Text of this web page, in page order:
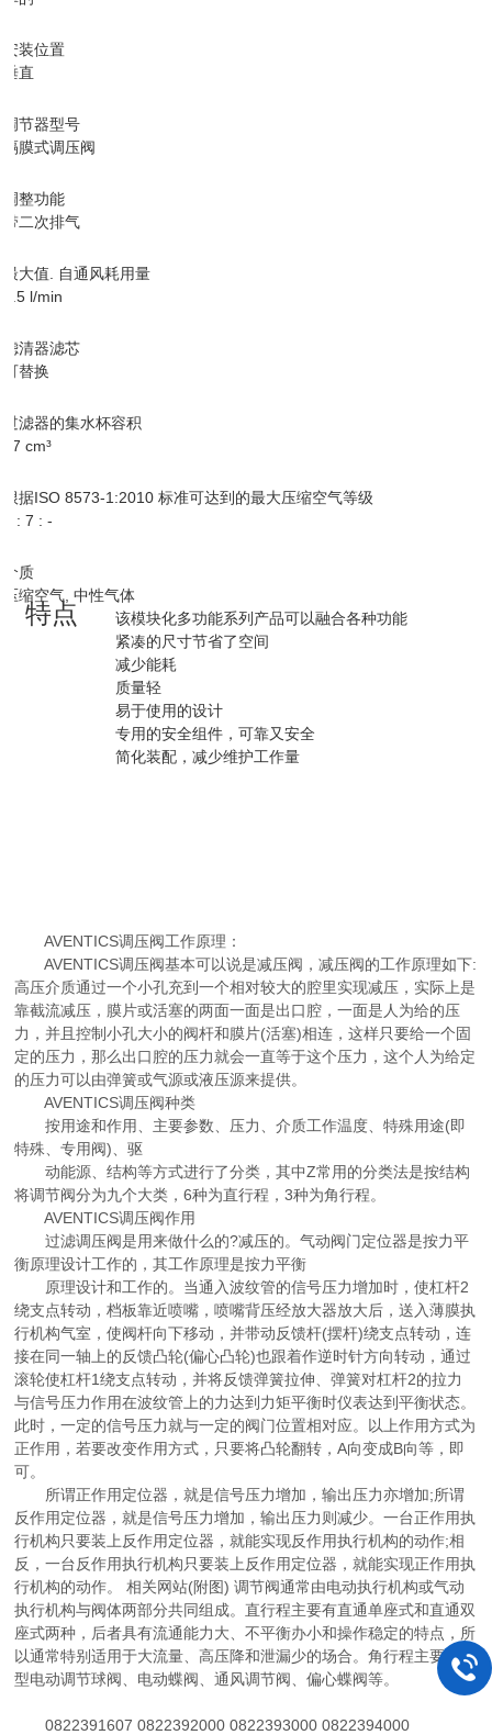
安装位置
垂直
调节器型号
隔膜式调压阀
调整功能
带二次排气
最大值. 自通风耗用量
1.5 l/min
滤清器滤芯
可替换
过滤器的集水杯容积
87 cm³
根据ISO 8573-1:2010 标准可达到的最大压缩空气等级
6 : 7 : -
介质
压缩空气, 中性气体
特点
该模块化多功能系列产品可以融合各种功能
紧凑的尺寸节省了空间
减少能耗
质量轻
易于使用的设计
专用的安全组件，可靠又安全
简化装配，减少维护工作量
AVENTICS调压阀工作原理：
AVENTICS调压阀基本可以说是减压阀，减压阀的工作原理如下:
高压介质通过一个小孔充到一个相对较大的腔里实现减压，实际上是
靠截流减压，膜片或活塞的两面一面是出口腔，一面是人为给的压
力，并且控制小孔大小的阀杆和膜片(活塞)相连，这样只要给一个固
定的压力，那么出口腔的压力就会一直等于这个压力，这个人为给定
的压力可以由弹簧或气源或液压源来提供。
AVENTICS调压阀种类
按用途和作用、主要参数、压力、介质工作温度、特殊用途(即
特殊、专用阀)、驱
动能源、结构等方式进行了分类，其中Z常用的分类法是按结构
将调节阀分为九个大类，6种为直行程，3种为角行程。
AVENTICS调压阀作用
过滤调压阀是用来做什么的?减压的。气动阀门定位器是按力平
衡原理设计工作的，其工作原理是按力平衡
原理设计和工作的。当通入波纹管的信号压力增加时，使杠杆2
绕支点转动，档板靠近喷嘴，喷嘴背压经放大器放大后，送入薄膜执
行机构气室，使阀杆向下移动，并带动反馈杆(摆杆)绕支点转动，连
接在同一轴上的反馈凸轮(偏心凸轮)也跟着作逆时针方向转动，通过
滚轮使杠杆1绕支点转动，并将反馈弹簧拉伸、弹簧对杠杆2的拉力
与信号压力作用在波纹管上的力达到力矩平衡时仪表达到平衡状态。
此时，一定的信号压力就与一定的阀门位置相对应。以上作用方式为
正作用，若要改变作用方式，只要将凸轮翻转，A向变成B向等，即
可。
所谓正作用定位器，就是信号压力增加，输出压力亦增加;所谓
反作用定位器，就是信号压力增加，输出压力则减少。一台正作用执
行机构只要装上反作用定位器，就能实现反作用执行机构的动作;相
反，一台反作用执行机构只要装上反作用定位器，就能实现正作用执
行机构的动作。 相关网站(附图) 调节阀通常由电动执行机构或气动
执行机构与阀体两部分共同组成。直行程主要有直通单座式和直通双
座式两种，后者具有流通能力大、不平衡办小和操作稳定的特点，所
以通常特别适用于大流量、高压降和泄漏少的场合。角行程主要有:V
型电动调节球阀、电动蝶阀、通风调节阀、偏心蝶阀等。
0822391607 0822392000 0822393000 0822394000